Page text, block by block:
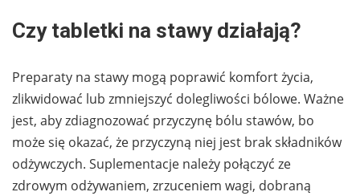
Czy tabletki na stawy działają?
Preparaty na stawy mogą poprawić komfort życia,
zlikwidować lub zmniejszyć dolegliwości bólowe. Ważne
jest, aby zdiagnozować przyczynę bólu stawów, bo
może się okazać, że przyczyną niej jest brak składników
odżywczych. Suplementacje należy połączyć ze
zdrowym odżywaniem, zrzuceniem wagi, dobraną